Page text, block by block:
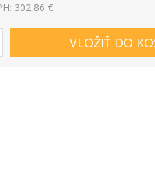
302,86 €
VLOŽIŤ DO